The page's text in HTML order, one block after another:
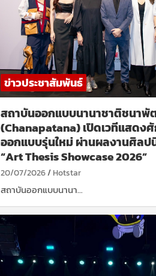
ข่าวประชาสัมพันธ์
สถาบันออกแบบนานาชาติชนา
(Chanapatana) เปิดเวทีแสดง
ออกแบบรุ่นใหม่ ผ่านผลงานศิลป
“Art Thesis Showcase 2026”
20/07/2026 Hotstar
สถาบันออกแบบนานา…